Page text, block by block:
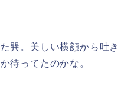
巽。美しい横顔から吐き
待ってたのかな。